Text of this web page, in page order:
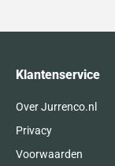
Klantenservice
Over Jurrenco.nl
Privacy
Voorwaarden